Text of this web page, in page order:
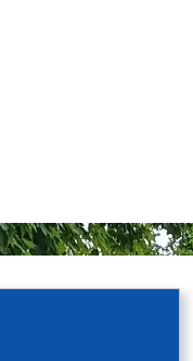
Bau und Planung